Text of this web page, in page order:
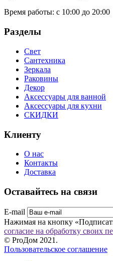
Время работы: с 10:00 до 20:00
Разделы
Свет
Сантехника
Зеркала
Раковины
Декор
Аксессуары для ванной
Аксессуары для кухни
СКИДКИ
Клиенту
О нас
Контакты
Доставка
Оставайтесь на связи
E-mail
Нажимая на кнопку
согласие на обработку своих
© ProДом 2021.
Пользовательское соглашение